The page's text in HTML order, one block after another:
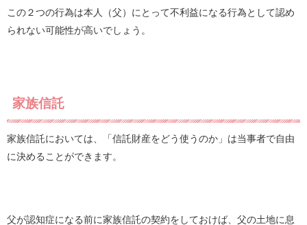
この２つの行為は本人（父）にとって不利益になる行為として認め
られない可能性が高いでしょう。
家族信託
家族信託においては、「信託財産をどう使うのか」は当事者で自由
に決めることができます。
父が認知症になる前に家族信託の契約をしておけば、父の土地に息